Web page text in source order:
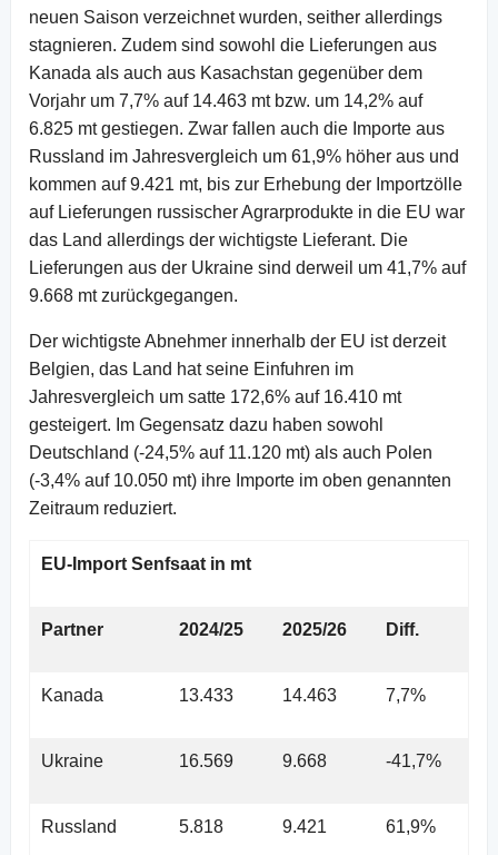
neuen Saison verzeichnet wurden, seither allerdings
stagnieren. Zudem sind sowohl die Lieferungen aus
Kanada als auch aus Kasachstan gegenüber dem
Vorjahr um 7,7% auf 14.463 mt bzw. um 14,2% auf
6.825 mt gestiegen. Zwar fallen auch die Importe aus
Russland im Jahresvergleich um 61,9% höher aus und
kommen auf 9.421 mt, bis zur Erhebung der Importzölle
auf Lieferungen russischer Agrarprodukte in die EU war
das Land allerdings der wichtigste Lieferant. Die
Lieferungen aus der Ukraine sind derweil um 41,7% auf
9.668 mt zurückgegangen.
Der wichtigste Abnehmer innerhalb der EU ist derzeit
Belgien, das Land hat seine Einfuhren im
Jahresvergleich um satte 172,6% auf 16.410 mt
gesteigert. Im Gegensatz dazu haben sowohl
Deutschland (-24,5% auf 11.120 mt) als auch Polen
(-3,4% auf 10.050 mt) ihre Importe im oben genannten
Zeitraum reduziert.
EU-Import Senfsaat in mt
Partner 2024/25 2025/26 Diff.
Kanada 13.433 14.463 7,7%
Ukraine 16.569 9.668 -41,7%
Russland 5.818 9.421 61,9%